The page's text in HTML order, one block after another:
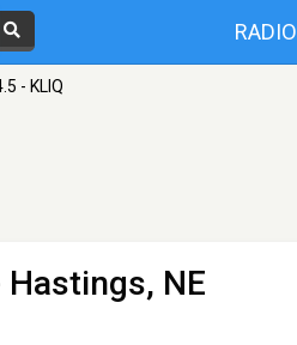
RADIO
- KLIQ
Hastings, NE